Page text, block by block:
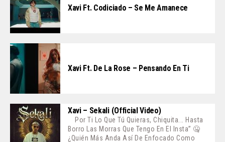
Xavi Ft. Codiciado – Se Me Amanece
Xavi Ft. De La Rose – Pensando En Ti
Xavi – Sekali (Official Video)
Por Ti Lo Que Tú Quieras, Chiquita... Hasta
Borro Las Morras Que Tengo En El Insta” 🤐
¿Quién Más Anda Así De Enfocado Como